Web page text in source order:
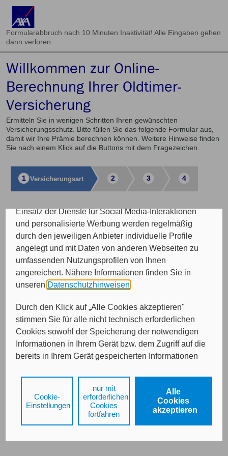
Cookie Einstellungen
Die eingesetzten Cookies auf unserer Website
werden beispielsweise verwendet für die
ordnungsgemäße Funktion der Website, zur
Verbesserung der Nutzererfahrung, Analysen des
Nutzungsverhaltens, Social Media-Interaktionen, für
Programme sowie für personalisierte Werbung.
Insgesamt werden Ihre Daten an maximal sechs
Einsatz der Dienste für Social Media-Interaktionen
und personalisierte Werbung werden regelmäßig
durch den jeweiligen Anbieter individuelle Profile
angelegt und mit Daten von anderen Webseiten zu
umfassenden Nutzungsprofilen von Ihnen
angereichert. Nähere Informationen finden Sie in
unseren Datenschutzhinweisen
Durch den Klick auf „Alle Cookies akzeptieren"
stimmen Sie für alle nicht technisch erforderlichen
Cookies sowohl der Speicherung der notwendigen
Informationen in Ihrem Gerät bzw. dem Zugriff auf die
bereits in Ihrem Gerät gespeicherten Informationen
Ihrer Daten zu den angegebenen Zwecken in unseren
Datenschutzhinweisengemäß Art. 6 Abs. 1 lit. a
DSGVO zu.
Durch den Klick auf "nur mit erforderlichen Cookies
fortfahren", lehnen Sie alle technisch nicht
Alle
Cookies
akzeptieren
nur mit
erforderlichen
Cookies
fortfahren
Cookie-
Einstellungen
Formularabbruch nach 10 Minuten Inaktivität! Alle Eingaben gehen
dann verloren.
Willkommen zur Online-
Berechnung Ihrer Oldtimer-
Versicherung
Ermitteln Sie in wenigen Schritten Ihren gewünschten
Versicherungsschutz. Bitte füllen Sie das folgende Formular aus,
damit wir Ihre Prämie berechnen können. Weitere Hinweise finden
Sie nach einem Klick auf die Buttons mit dem Fragezeichen.
1 Versicherungs­art 2 3 4
Auswahl der Versicherungsart
Bitte wählen Sie die gewünschte Versicherungsart.
Oldtimer-PKW bis 31.12.1979
Oldtimer-PKW zwischen 1.1.1980 und 31.12.1996
Oldtimer-Motorräder bis 31.12.1979
Weiter